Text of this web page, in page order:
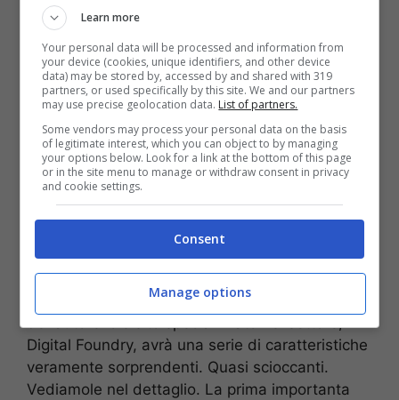
mercato pieno di concorrenti. Nel 2020, infine,
arriva la PS5 una consolle molto evoluta a livello
tecnico ma purtroppo per la Sony zavorrata in
termini di vendite dall’avventodella pandemia
da coronavirus covid-19 che ne riduce l’impatto
commerciale.
Le nuove caratteristiche
rivelate
PS5 che, come accennato,entro il 2024 verrà
sopravanzata dalla nuova PS5 Pro.Una Play
Station che, secondo le anticipazioni
dell’autorevole sito specializzato nel settore,
Digital Foundry, avrà una serie di caratteristiche
veramente sorprendenti. Quasi scioccanti.
Vediamole nel dettaglio. La prima importanta
Learn more
Your personal data will be processed and information from
your device (cookies, unique identifiers, and other device
data) may be stored by, accessed by and shared with 319
partners, or used specifically by this site. We and our partners
may use precise geolocation data. List of partners.
Some vendors may process your personal data on the basis
of legitimate interest, which you can object to by managing
your options below. Look for a link at the bottom of this page
or in the site menu to manage or withdraw consent in privacy
and cookie settings.
Consent
Manage options